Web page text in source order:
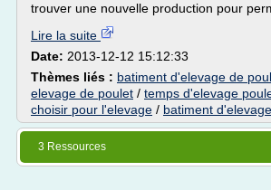
trouver une nouvelle production pour
Lire la suite
Date: 2013-12-12 15:12:33
Thèmes liés : batiment d'elevage de
elevage de poulet / temps d'elevage
choisir pour l'elevage / batiment
3 Ressources